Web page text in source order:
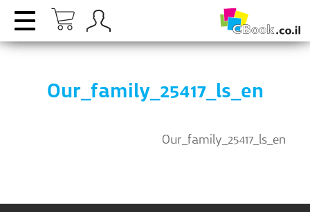
Our_family_25417_ls_en
Our_family_25417_ls_en